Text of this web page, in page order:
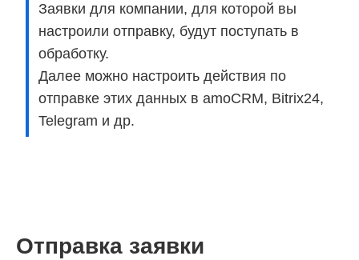
Заявки для компании, для которой вы
настроили отправку, будут поступать в
обработку.
Далее можно настроить действия по
отправке этих данных в amoCRM, Bitrix24,
Telegram и др.
Отправка заявки